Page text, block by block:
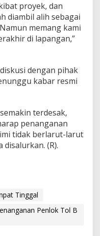
proyek, dan
diambil alih sebagai
memang kami
di lapangan,”
dengan pihak
kabar resmi
terdesak,
penanganan
tidak berlarut-larut
disalurkan. (R).
Tinggal
Penlok Tol B